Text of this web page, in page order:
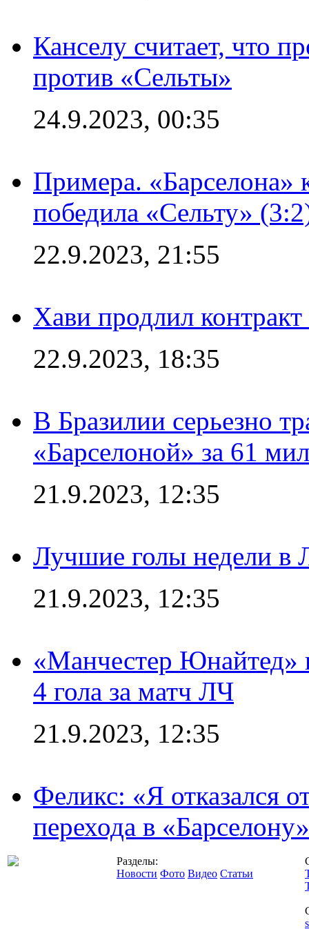
Канселу считает, что
против «Сельты»
24.9.2023, 00:35
Примера. «Барселона»
победила «Сельту»
22.9.2023, 21:55
Хави продлил
22.9.2023, 18:35
В Бразилии серьезно
«Барселоной» за 61
21.9.2023, 12:35
Лучшие голы недели в
21.9.2023, 12:35
«Манчестер Юнайтед»
4 гола за матч ЛЧ
21.9.2023, 12:35
Феликс: «Я отказался
перехода в «Барселону»
Разделы:
Новости Фото Видео Статьи